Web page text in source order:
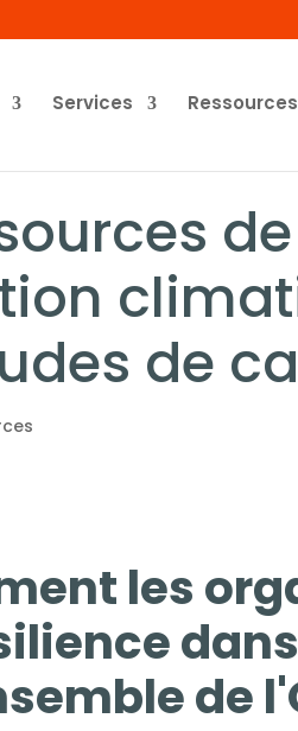
Services
de
les
de